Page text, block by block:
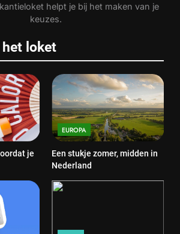
helpt je bij het maken van je
keuzes.
loket
je
EUROPA
Een stukje zomer, midden in
Nederland